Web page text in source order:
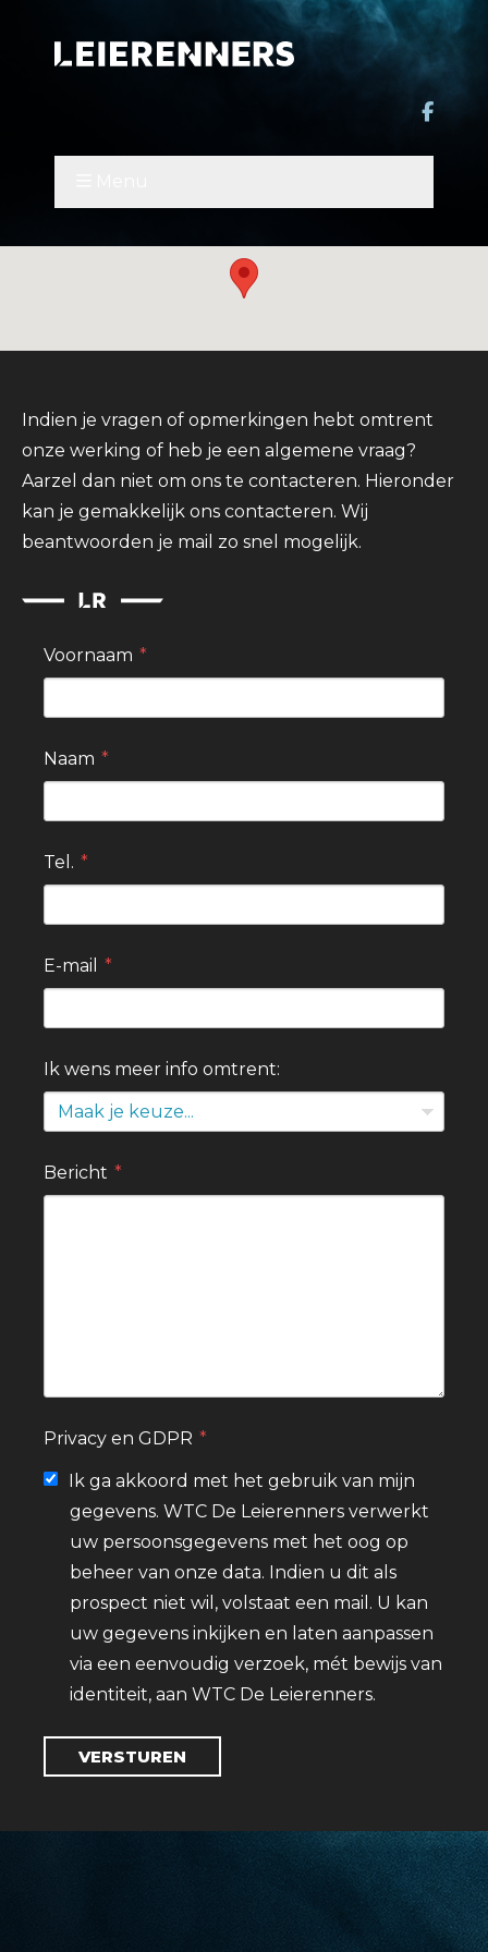
Indien je vragen of opmerkingen hebt omtrent
onze werking of heb je een algemene vraag?
Aarzel dan niet om ons te contacteren. Hieronder
kan je gemakkelijk ons contacteren. Wij
beantwoorden je mail zo snel mogelijk.
Voornaam
Naam
Tel.
E-mail
Ik wens meer info omtrent:
Maak je keuze...
Bericht
Privacy en GDPR
Ik ga akkoord met het gebruik van mijn
gegevens. WTC De Leierenners verwerkt
uw persoonsgegevens met het oog op
beheer van onze data. Indien u dit als
prospect niet wil, volstaat een mail. U kan
uw gegevens inkijken en laten aanpassen
via een eenvoudig verzoek, mét bewijs van
identiteit, aan WTC De Leierenners.
VERSTUREN